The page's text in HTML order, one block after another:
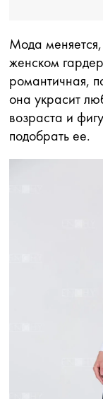
Мода меняется,
женском
романтичная,
она украсит
возраста и
подобрать ее.